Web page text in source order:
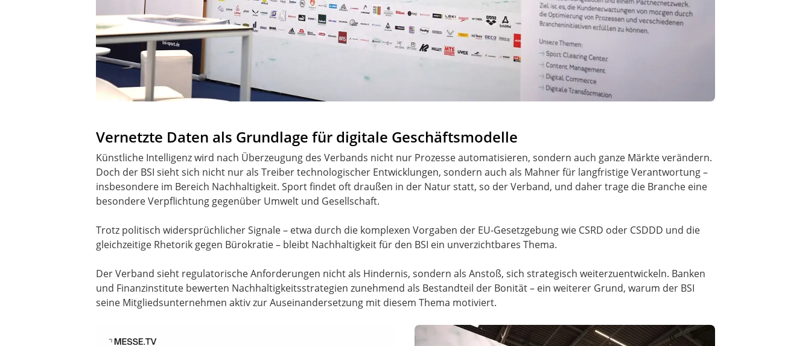
Vernetzte Daten als Grundlage für digitale Geschäftsmodelle
Künstliche Intelligenz wird nach Überzeugung des Verbands nicht nur Prozesse automatisieren, sondern auch ganze Märkte verändern.
Doch der BSI sieht sich nicht nur als Treiber technologischer Entwicklungen, sondern auch als Mahner für langfristige Verantwortung –
insbesondere im Bereich Nachhaltigkeit. Sport findet oft draußen in der Natur statt, so der Verband, und daher trage die Branche eine
besondere Verpflichtung gegenüber Umwelt und Gesellschaft.
Trotz politisch widersprüchlicher Signale – etwa durch die komplexen Vorgaben der EU-Gesetzgebung wie CSRD oder CSDDD und die
gleichzeitige Rhetorik gegen Bürokratie – bleibt Nachhaltigkeit für den BSI ein unverzichtbares Thema.
Der Verband sieht regulatorische Anforderungen nicht als Hindernis, sondern als Anstoß, sich strategisch weiterzuentwickeln. Banken
und Finanzinstitute bewerten Nachhaltigkeitsstrategien zunehmend als Bestandteil der Bonität – ein weiterer Grund, warum der BSI
seine Mitgliedsunternehmen aktiv zur Auseinandersetzung mit diesem Thema motiviert.